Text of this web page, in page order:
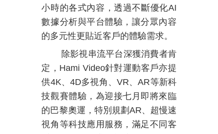
小時的各式內容，透過不斷優化AI
數據分析與平台體驗，讓分眾內容
的多元性更貼近客戶的體驗需求。
除影視串流平台深獲消費者肯
定， Hami Video針對運動客戶亦提
供4K、4D多視角、 VR、AR等新科
技觀賽體驗，為迎接七月即將來臨
的巴黎奧運，特別規劃 AR、超慢速
視角等科技應用服務，滿足不同客